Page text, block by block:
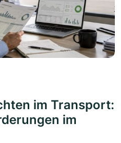
im Transport:
im